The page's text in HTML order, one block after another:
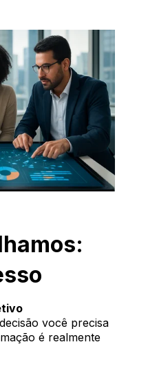
você precisa
é realmente